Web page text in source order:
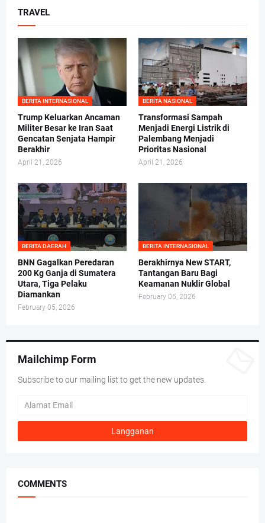
TRAVEL
BERITA INTERNASIONAL
Trump Keluarkan Ancaman
Militer Besar ke Iran Saat
Gencatan Senjata Hampir
Berakhir
April 21, 2026
BERITA NASIONAL
Transformasi Sampah
Menjadi Energi Listrik di
Palembang Menjadi
Prioritas Nasional
April 21, 2026
BERITA DAERAH
BNN Gagalkan Peredaran
200 Kg Ganja di Sumatera
Utara, Tiga Pelaku
Diamankan
February 05, 2026
BERITA INTERNASIONAL
Berakhirnya New START,
Tantangan Baru Bagi
Keamanan Nuklir Global
February 05, 2026
Mailchimp Form
Subscribe to our mailing list to get the new updates.
COMMENTS